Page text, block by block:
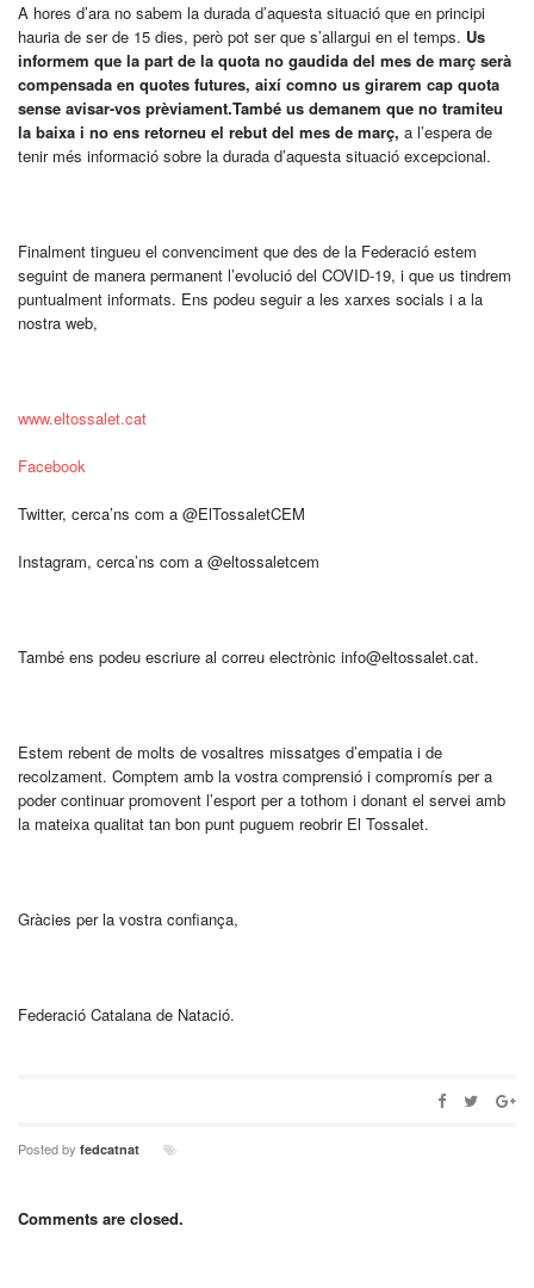
A hores d’ara no sabem la durada d’aquesta situació que en principi
hauria de ser de 15 dies, però pot ser que s’allargui en el temps. Us
informem que la part de la quota no gaudida del mes de març serà
compensada en quotes futures, així comno us girarem cap quota
sense avisar-vos prèviament.També us demanem que no tramiteu
la baixa i no ens retorneu el rebut del mes de març, a l’espera de
tenir més informació sobre la durada d’aquesta situació excepcional.
Finalment tingueu el convenciment que des de la Federació estem
seguint de manera permanent l’evolució del COVID-19, i que us tindrem
puntualment informats. Ens podeu seguir a les xarxes socials i a la
nostra web,
www.eltossalet.cat
Facebook
Twitter, cerca’ns com a @ElTossaletCEM
Instagram, cerca’ns com a @eltossaletcem
També ens podeu escriure al correu electrònic info@eltossalet.cat.
Estem rebent de molts de vosaltres missatges d’empatia i de
recolzament. Comptem amb la vostra comprensió i compromís per a
poder continuar promovent l’esport per a tothom i donant el servei amb
la mateixa qualitat tan bon punt puguem reobrir El Tossalet.
Gràcies per la vostra confiança,
Federació Catalana de Natació.
Posted by fedcatnat
Comments are closed.